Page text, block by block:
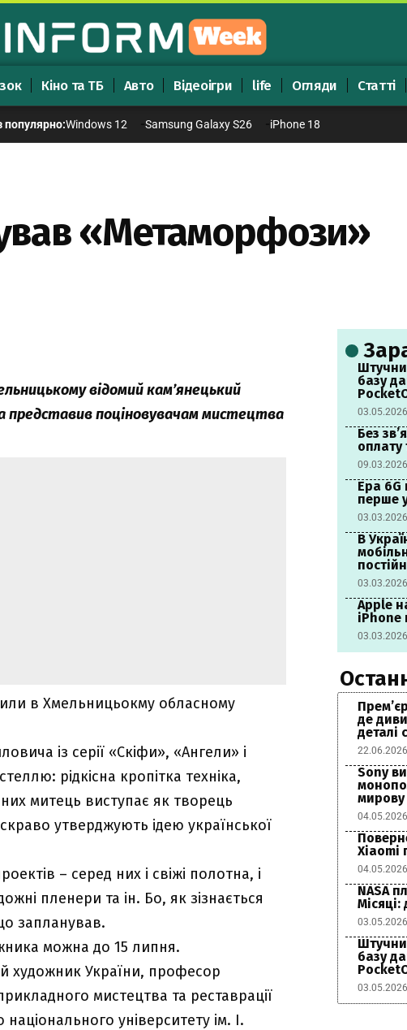
Кіно та ТБ Авто Відеоігри life Огляди Статті
популярно:Windows 12 Samsung Galaxy S26 iPhone 18
«Метаморфози»
відомий кам’янецький
представив поціновувачам мистецтва
в Хмельницьокму обласному
із серії «Скіфи», «Ангели» і
рідкісна кропітка техніка,
митець виступає як творець
утверджують ідею української
– серед них і свіжі полотна, і
пленери та ін. Бо, як зізнається
запланував.
можна до 15 липня.
художник України, професор
мистецтва та реставрації
університету ім. І.
базу
03.05.2026
Без
09.03.2026
Ера 6G
перше
03.03.2026
В
03.03.2026
Apple
iPhone
03.03.2026
де
деталі
22.06.2026
Sony
мирову
04.05.2026
Xiaomi
04.05.2026
NASA
03.05.2026
базу
03.05.2026